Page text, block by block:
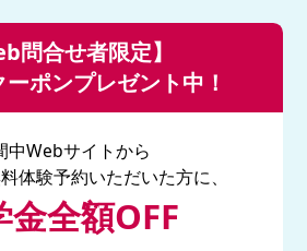
問合せ者限定】
ポンプレゼント中！
中Webサイトから
体験予約いただいた方に、
金全額OFF